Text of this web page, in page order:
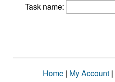
Task name:
Home | My Account |